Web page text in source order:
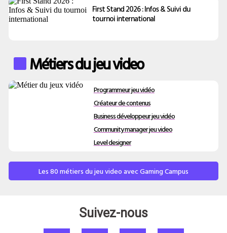
First Stand 2026 : Infos & Suivi du
tournoi international
Métiers du jeu video
Programmeur jeu vidéo
Créateur de contenus
Business développeur jeu vidéo
Community manager jeu video
Level designer
Les 80 métiers du jeu video avec Gaming Campus
Suivez-nous